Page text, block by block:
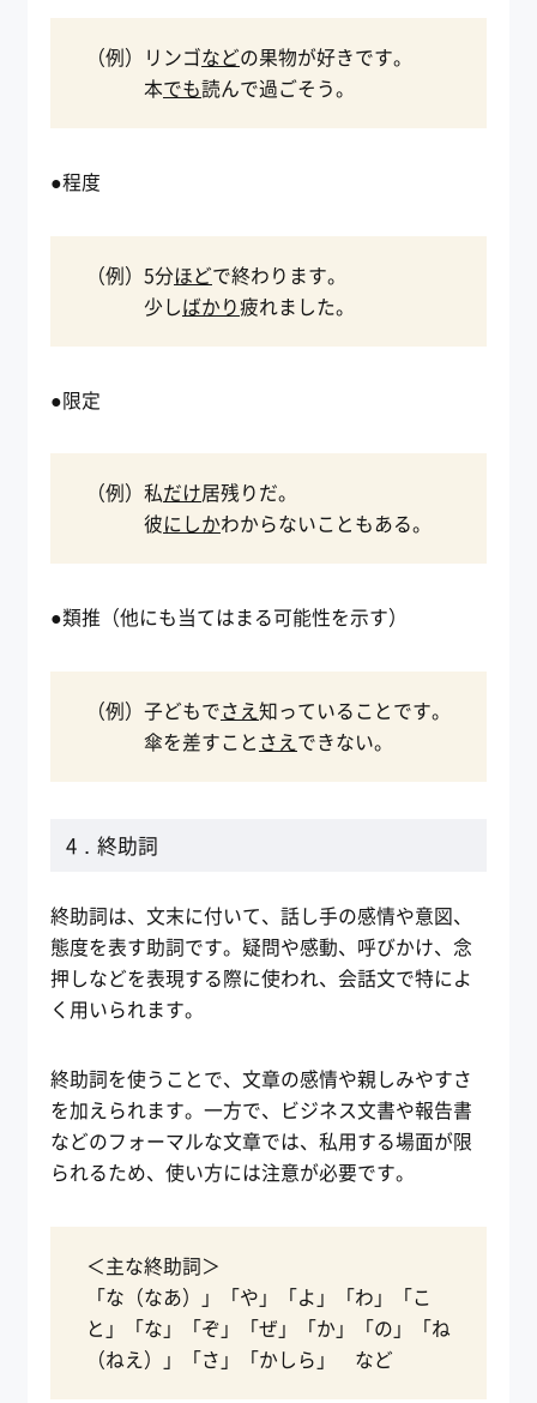
（例）リンゴなどの果物が好きです。
本でも読んで過ごそう。
●程度
（例）5分ほどで終わります。
少しばかり疲れました。
●限定
（例）私だけ居残りだ。
彼にしかわからないこともある。
●類推（他にも当てはまる可能性を示す）
（例）子どもでさえ知っていることです。
傘を差すこと さえできない。
4．終助詞
終助詞は、文末に付いて、話し手の感情や意図、
態度を表す助詞です。疑問や感動、呼びかけ、念
押しなどを表現する際に使われ、会話文で特によ
く用いられます。
終助詞を使うことで、文章の感情や親しみやすさ
を加えられます。一方で、ビジネス文書や報告書
などのフォーマルな文章では、私用する場面が限
られるため、使い方には注意が必要です。
＜主な終助詞＞
「な（なあ）」「や」「よ」「わ」「こ
と」「な」「ぞ」「ぜ」「か」「の」「ね
（ねえ）」「さ」「かしら」 など